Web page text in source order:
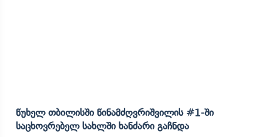
Წუხელ Თბილისში Წინამძღვრიშვილის #1-Ში
Საცხოვრებელ Სახლში Ხანძარი Გაჩნდა